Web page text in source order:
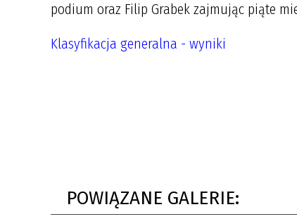
podium oraz Filip Grabek zajmując piąte
Klasyfikacja generalna - wyniki
Roman Kudroń
POWIĄZANE GALERIE: